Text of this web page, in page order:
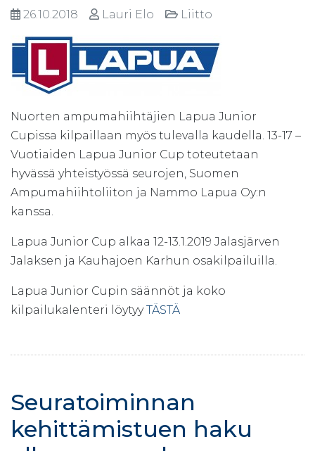
26.10.2018 Lauri Elo Liitto
Nuorten ampumahiihtäjien Lapua Junior
Cupissa kilpaillaan myös tulevalla kaudella. 13-17 –
Vuotiaiden Lapua Junior Cup toteutetaan
hyvässä yhteistyössä seurojen, Suomen
Ampumahiihtoliiton ja Nammo Lapua Oy:n
kanssa.
Lapua Junior Cup alkaa 12-13.1.2019 Jalasjärven
Jalaksen ja Kauhajoen Karhun osakilpailuilla.
Lapua Junior Cupin säännöt ja koko
kilpailukalenteri löytyyTÄSTÄ
Seuratoiminnan
kehittämistuen haku